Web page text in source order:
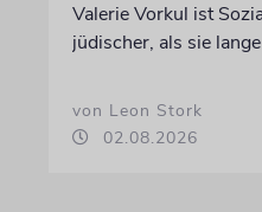
Valerie Vorkul ist
jüdischer, als sie
von Leon Stork
02.08.2026